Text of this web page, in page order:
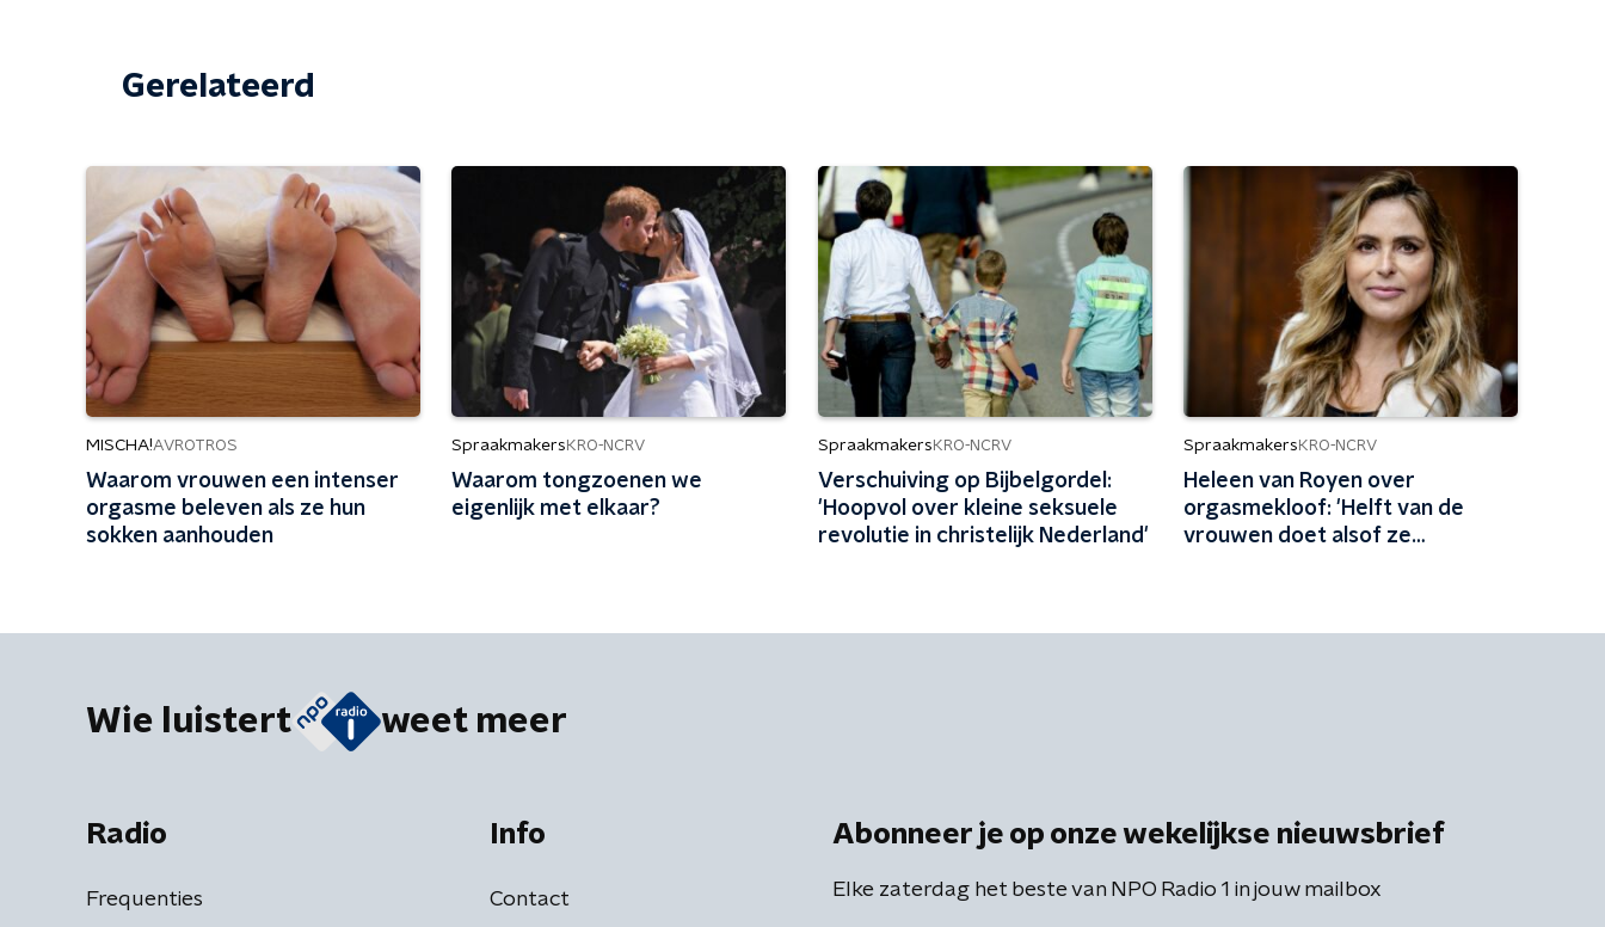
Gerelateerd
MISCHA!AVROTROS
Waarom vrouwen een intenser
orgasme beleven als ze hun
sokken aanhouden
Spraakmakers KRO-NCRV
Waarom tongzoenen we
eigenlijk met elkaar?
Spraakmakers KRO-NCRV
Verschuiving op Bijbelgordel:
'Hoopvol over kleine seksuele
revolutie in christelijk Nederland'
Spraakmakers KRO-NCRV
Heleen van Royen over
orgasmekloof: 'Helft van de
vrouwen doet alsof ze
Wie luistert weet meer
Radio
Frequenties
Info
Contact
Abonneer je op onze wekelijkse nieuwsbrief
Elke zaterdag het beste van NPO Radio 1 in jouw mailbox